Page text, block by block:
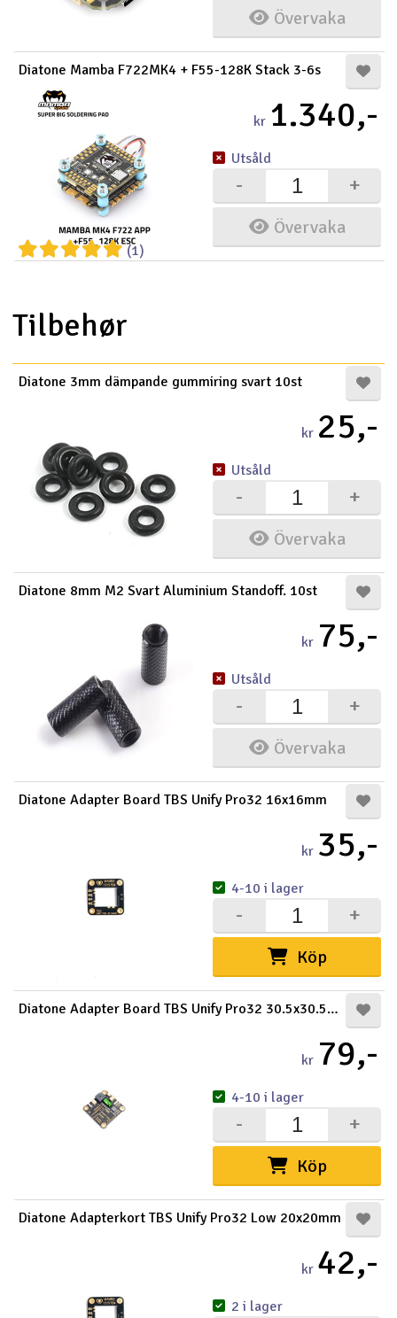
Övervaka
Diatone Mamba F722MK4 + F55-128K Stack 3-6s
(1)
kr 1.340,-
Övervaka
+
-
Utsåld
Tilbehør
Diatone 3mm dämpande gummiring svart 10st
kr 25,-
Övervaka
+
-
Utsåld
Diatone 8mm M2 Svart Aluminium Standoff. 10st
kr 75,-
Övervaka
+
-
Utsåld
Diatone Adapter Board TBS Unify Pro32 16x16mm
kr 35,-
Köp
+
-
4-10 i lager
Diatone Adapter Board TBS Unify Pro32 30.5x30.5mm
kr 79,-
Köp
+
-
4-10 i lager
Diatone Adapterkort TBS Unify Pro32 Low 20x20mm
kr 42,-
2 i lager